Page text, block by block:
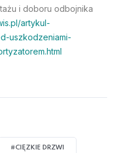
i doboru odbojnika
artykul-
uszkodzeniami-
#CIĘZKIE DRZWI